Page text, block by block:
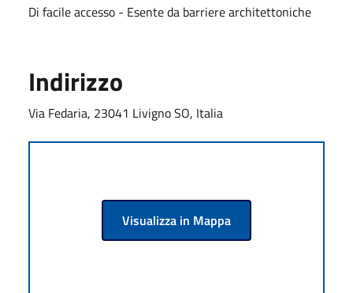
Di facile accesso - Esente da barriere architettoniche
Indirizzo
Via Fedaria, 23041 Livigno SO, Italia
Visualizza in Mappa